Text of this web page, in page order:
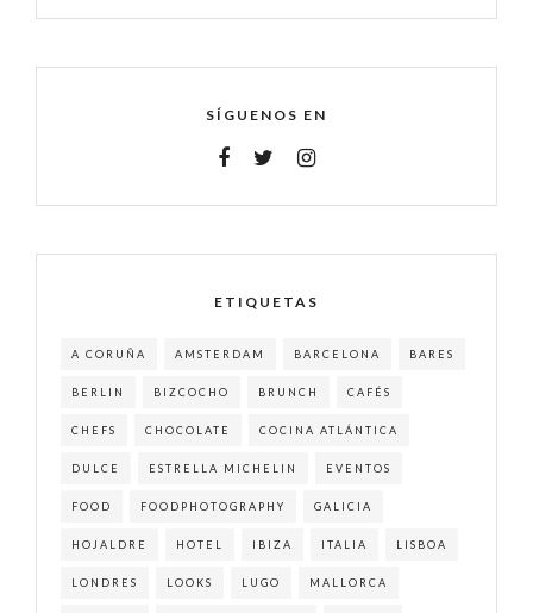
SÍGUENOS EN
ETIQUETAS
A CORUÑA AMSTERDAM BARCELONA BARES
BERLIN BIZCOCHO BRUNCH CAFÉS
CHEFS CHOCOLATE COCINA ATLÁNTICA
DULCE ESTRELLA MICHELIN EVENTOS
FOOD FOODPHOTOGRAPHY GALICIA
HOJALDRE HOTEL IBIZA ITALIA LISBOA
LONDRES LOOKS LUGO MALLORCA